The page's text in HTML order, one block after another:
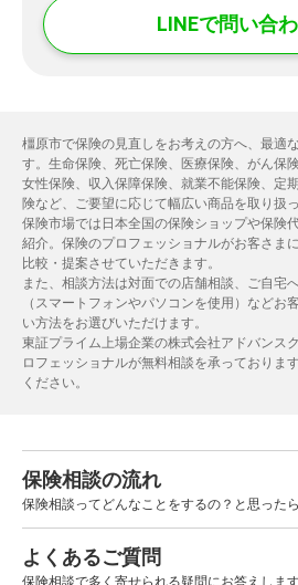
LINEで問い合
橿原市で保険の見直しをお考えの方へ、最適
す。生命保険、死亡保険、医療保険、がん保
女性保険、収入保障保険、就業不能保険、定
険など、ご要望に応じて幅広い商品を取り扱っ
保険市場では日本全国の保険ショップや保険
紹介。保険のプロフェッショナルがお客さま
比較・提案させていただきます。
また、相談方法は対面での店舗相談、ご自宅
（スマートフォンやパソコンを使用）などお
い方法をお選びいただけます。
東証プライム上場企業の株式会社アドバンス
ロフェッショナルが無料相談を承っておりま
ください。
保険相談の流れ
保険相談ってどんなことをするの？と思ったら
よくあるご質問
保険相談で多く寄せられる疑問にお答えしま